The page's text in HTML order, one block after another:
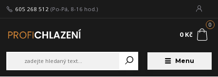
Menu
605 268 512 (Po-Pá, 8-16 hod.)
0
0 Kč